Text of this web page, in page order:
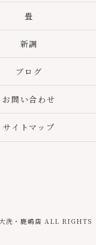
畳
新調
ブログ
お問い合わせ
サイトマップ
洗・鹿嶋店 ALL RIGHTS